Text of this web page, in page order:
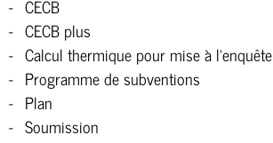
CECB
CECB plus
Calcul thermique pour mise à l’enquête
Programme de subventions
Plan
Soumission